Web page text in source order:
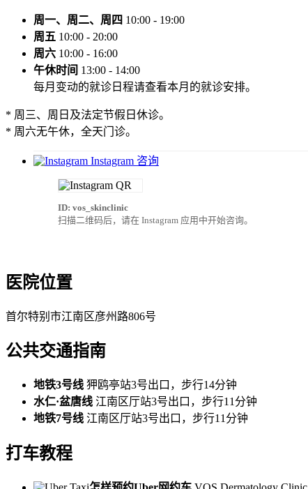
周一、周二、周四 10:00 - 19:00
周五 10:00 - 20:00
周六 10:00 - 16:00
午休时间 13:00 - 14:00
每月变动的就诊日程请查看本月的就诊安排。
* 周三、周日及法定节假日休诊。
* 周六无午休，全天门诊。
Instagram 咨询
ID: vos_skinclinic
扫描二维码后，请在 Instagram 应用中开始咨询。
医院位置
首尔特别市江南区彦州路806号
公共交通指南
地铁3号线 狎鸥亭站3号出口，步行14分钟
水仁·盆唐线 江南区厅站3号出口，步行11分钟
地铁7号线 江南区厅站3号出口，步行11分钟
打车教程